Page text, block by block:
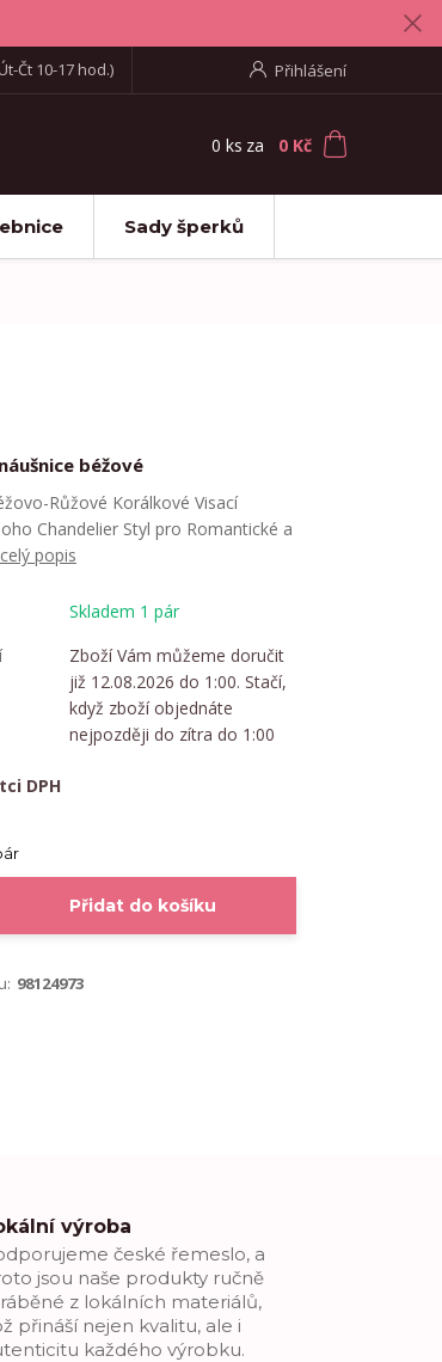
Přihlášení
Čt 10-17 hod.)
0 ks za 0 Kč
Sady šperků
béžové
Růžové Korálkové Visací
Chandelier Styl pro Romantické a
celý popis
Skladem 1 pár
Zboží Vám můžeme doručit
již 12.08.2026 do 1:00. Stačí,
když zboží objednáte
nejpozději do zítra do 1:00
DPH
Přidat do košíku
98124973
výroba
české řemeslo, a
jsou naše produkty ručně
z lokálních materiálů,
přináší nejen kvalitu, ale i
každého výrobku.